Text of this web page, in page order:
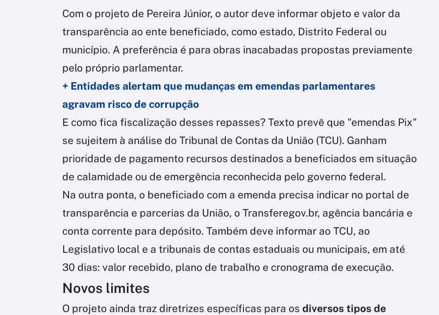
Com o projeto de Pereira Júnior, o autor deve informar objeto e valor da
transparência ao ente beneficiado, como estado, Distrito Federal ou
município. A preferência é para obras inacabadas propostas previamente
pelo próprio parlamentar.
+ Entidades alertam que mudanças em emendas parlamentares
agravam risco de corrupção
E como fica fiscalização desses repasses? Texto prevê que "emendas Pix"
se sujeitem à análise do Tribunal de Contas da União (TCU). Ganham
prioridade de pagamento recursos destinados a beneficiados em situação
de calamidade ou de emergência reconhecida pelo governo federal.
Na outra ponta, o beneficiado com a emenda precisa indicar no portal de
transparência e parcerias da União, o Transferegov.br, agência bancária e
conta corrente para depósito. Também deve informar ao TCU, ao
Legislativo local e a tribunais de contas estaduais ou municipais, em até
30 dias: valor recebido, plano de trabalho e cronograma de execução.
Novos limites
O projeto ainda traz diretrizes específicas para os diversos tipos de